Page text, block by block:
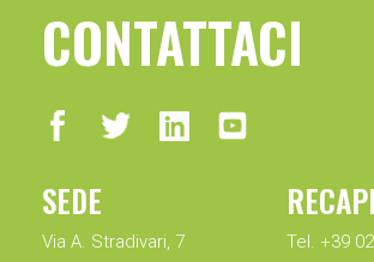
CONTATTACI
SEDE
Via A. Stradivari, 7
Tel. +39